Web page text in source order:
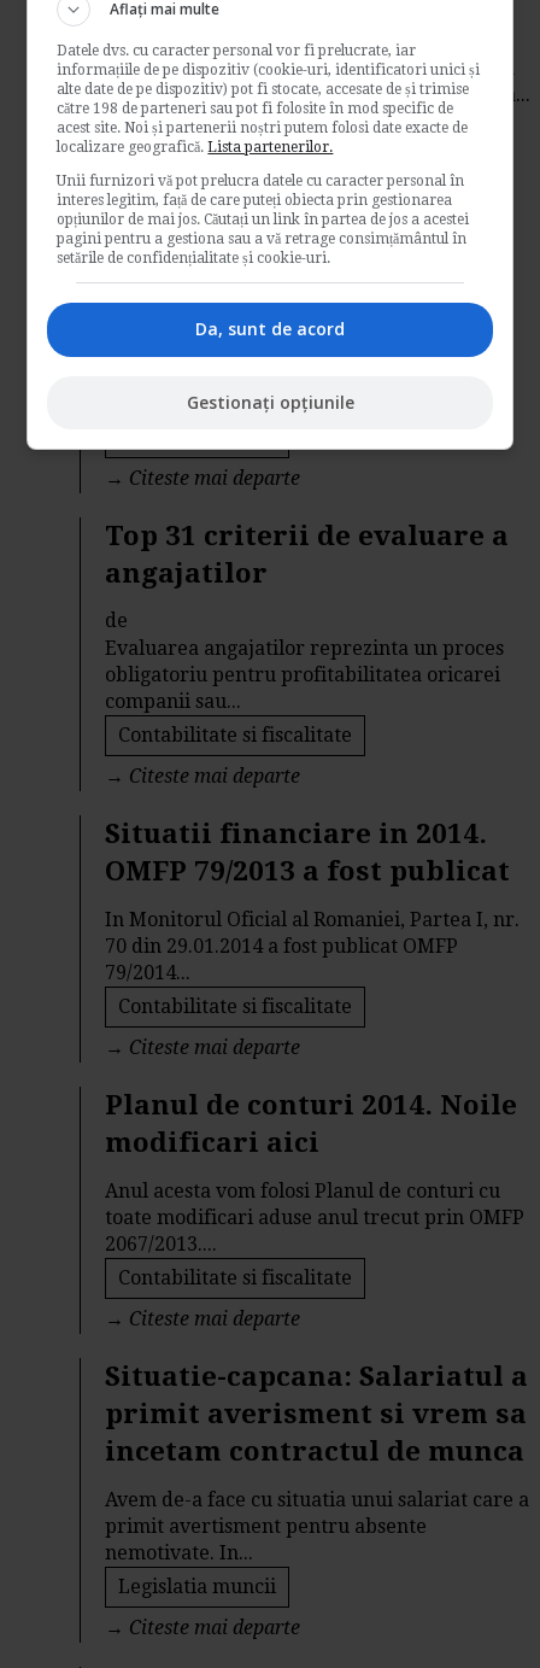
comisioanelor interbancare
Ministerul Finantelor a republicat pe pagina
proprie actul normativ referitor la limitarea...
Contabilitate si fiscalitate
→
Citeste mai departe
Documente esentiale pentru
incheierea unui contract de
munca impecabil
In procesul de incheiere a unui contract
→ Citeste mai departe
Top 31 criterii de evaluare a
angajatilor
de
Evaluarea angajatilor reprezinta un proces
obligatoriu pentru profitabilitatea oricarei
companii sau...
Contabilitate si fiscalitate
→ Citeste mai departe
Situatii financiare in 2014.
OMFP 79/2013 a fost publicat
In Monitorul Oficial al Romaniei, Partea I, nr.
70 din 29.01.2014 a fost publicat OMFP
79/2014...
Contabilitate si fiscalitate
→ Citeste mai departe
Planul de conturi 2014. Noile
modificari aici
Anul acesta vom folosi Planul de conturi cu
toate modificari aduse anul trecut prin OMFP
2067/2013....
Contabilitate si fiscalitate
→ Citeste mai departe
Situatie-capcana: Salariatul a
primit averisment si vrem sa
incetam contractul de munca
Avem de-a face cu situatia unui salariat care a
primit avertisment pentru absente
nemotivate. In...
Legislatia muncii
→ Citeste mai departe
Aflați mai multe
Datele dvs. cu caracter personal vor fi prelucrate, iar
informațiile de pe dispozitiv (cookie-uri, identificatori unici și
alte date de pe dispozitiv) pot fi stocate, accesate de și trimise
către 198 de parteneri sau pot fi folosite în mod specific de
acest site. Noi și partenerii noștri putem folosi date exacte de
localizare geografică.Lista partenerilor.
Unii furnizori vă pot prelucra datele cu caracter personal în
interes legitim, față de care puteți obiecta prin gestionarea
opțiunilor de mai jos. Căutați un link în partea de jos a acestei
pagini pentru a gestiona sau a vă retrage consimțământul în
setările de confidențialitate și cookie-uri.
Da, sunt de acord
Gestionați opțiunile